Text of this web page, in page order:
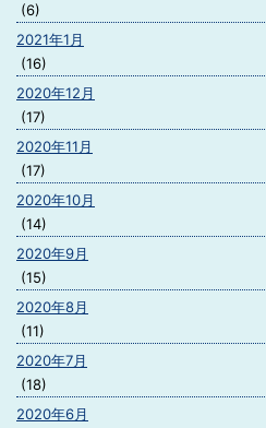
(6)
2021年1月
(16)
2020年12月
(17)
2020年11月
(17)
2020年10月
(14)
2020年9月
(15)
2020年8月
(11)
2020年7月
(18)
2020年6月